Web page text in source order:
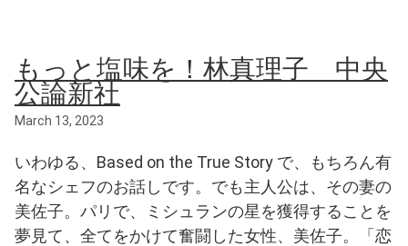
もっと塩味を！林真理子 中央
公論新社
March 13, 2023
いわゆる、Based on the True Story で、もちろん有
名なシェフのお話しです。でも主人公は、その妻の
美佐子。パリで、ミシュランの星を獲得することを
夢見て、全てをかけて奮闘した女性、美佐子。「恋